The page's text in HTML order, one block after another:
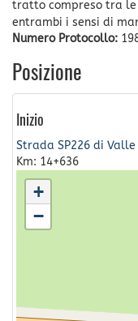
tratto compreso tra le
entrambi i sensi di
Numero Protocollo:
Posizione
Inizio
Strada SP226 di Valle
Km: 14+636
+
−